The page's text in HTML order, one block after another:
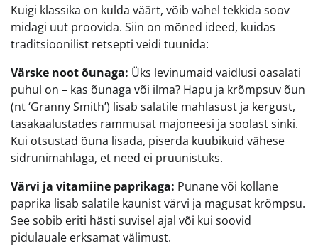
Kuigi klassika on kulda väärt, võib vahel tekkida soov
midagi uut proovida. Siin on mõned ideed, kuidas
traditsioonilist retsepti veidi tuunida:
Värske noot õunaga: Üks levinumaid vaidlusi oasalati
puhul on – kas õunaga või ilma? Hapu ja krõmpsuv õun
(nt ‘Granny Smith’) lisab salatile mahlasust ja kergust,
tasakaalustades rammusat majoneesi ja soolast sinki.
Kui otsustad õuna lisada, piserda kuubikuid vähese
sidrunimahlaga, et need ei pruunistuks.
Värvi ja vitamiine paprikaga: Punane või kollane
paprika lisab salatile kaunist värvi ja magusat krõmpsu.
See sobib eriti hästi suvisel ajal või kui soovid
pidulauale erksamat välimust.